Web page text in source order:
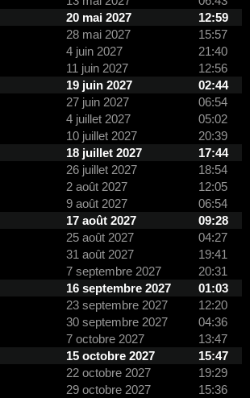
20 mai 2027
12:59
28 mai 2027
15:57
4 juin 2027
21:40
11 juin 2027
12:56
19 juin 2027
02:44
27 juin 2027
06:54
4 juillet 2027
05:02
10 juillet 2027
20:39
18 juillet 2027
17:44
26 juillet 2027
18:54
2 août 2027
12:05
9 août 2027
06:54
17 août 2027
09:28
25 août 2027
04:27
31 août 2027
19:41
7 septembre 2027
20:31
16 septembre 2027
01:03
23 septembre 2027
12:20
30 septembre 2027
04:36
7 octobre 2027
13:47
15 octobre 2027
15:47
22 octobre 2027
19:29
29 octobre 2027
15:36